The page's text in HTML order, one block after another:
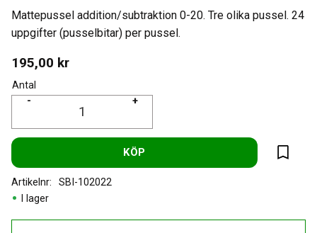
Mattepussel addition/subtraktion 0-20. Tre olika pussel. 24
uppgifter (pusselbitar) per pussel.
195,00 kr
Antal
+
-
KÖP
Lägg
I lager
Artikelnr SBI-102022